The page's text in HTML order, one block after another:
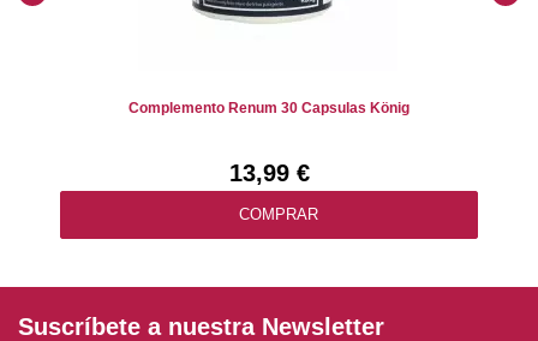
Complemento Renum 30 Capsulas König
13,99 €
COMPRAR
Suscríbete a nuestra Newsletter